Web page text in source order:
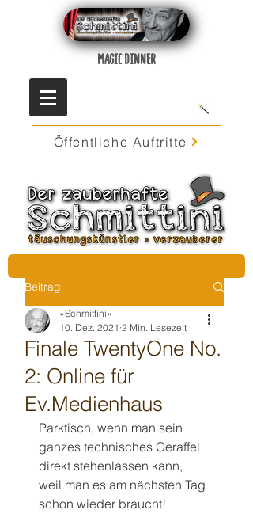
MAGIC DINNER
Öffentliche Auftritte
Beitrag
Finale TwentyOne No.
2: Online für
Ev.Medienhaus
»Schmittini«
10. Dez. 2021 2 Min. Lesezeit
Parktisch, wenn man sein
ganzes technisches Geraffel
direkt stehenlassen kann,
weil man es am nächsten Tag
schon wieder braucht!